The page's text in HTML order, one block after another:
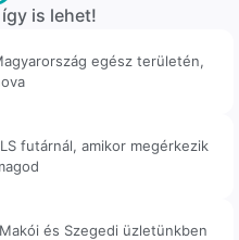
is lehet!
egész területén,
futárnál, amikor megérkezik
Makói és Szegedi üzletünkben